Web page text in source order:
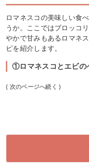
ロマネスコの美味しい食
うか。ここではブロッコ
やかで甘みもあるロマネ
ピを紹介します。
①ロマネスコとエビの
( 次のページへ続く )